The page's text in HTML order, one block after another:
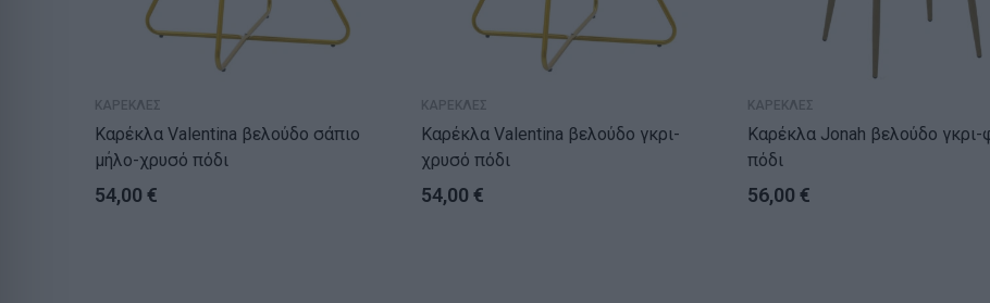
ΚΑΡΕΚΛΕΣ
Καρέκλα Valentina βελούδο σάπιο
μήλο-χρυσό πόδι
54,00 €
ΚΑΡΕΚΛΕΣ
Καρέκλα Valentina βελούδο γκρι-
χρυσό πόδι
54,00 €
ΚΑΡΕΚΛΕΣ
Καρέκλα Jonah βελούδο γκρι-φυσικό
πόδι
56,00 €